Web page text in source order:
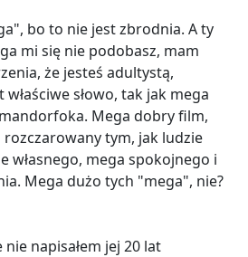
bo to nie jest zbrodnia. A ty
mi się nie podobasz, mam
że jesteś adultystą,
właściwe słowo, tak jak mega
Mega dobry film,
tym, jak ludzie
własnego, mega spokojnego i
Mega dużo tych "mega", nie?
nie napisałem jej 20 lat